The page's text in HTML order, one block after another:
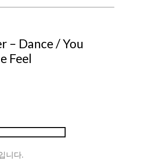
‎– Dance / You
Feel
니다.